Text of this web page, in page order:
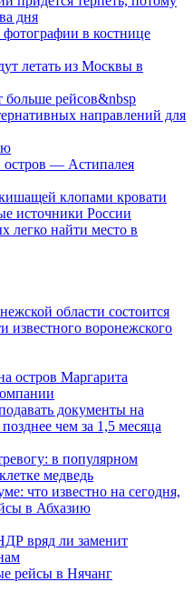
дня
фотографии в костнице
летать из Москвы в
больше рейсов&nbsp
направлений для
— Астипалея
клопами кровати
источники России
легко найти место в
области состоится
известного воронежского
остров Маргарита
документы на
чем за 1,5 месяца
в популярном
медведь
что известно на сегодня,
в Абхазию
вряд ли заменит
рейсы в Нячанг